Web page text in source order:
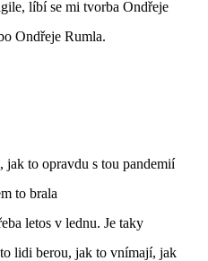
líbí se mi tvorba Ondřeje
Ondřeje Rumla.
jak to opravdu s tou pandemií
to brala
letos v lednu. Je taky
lidi berou, jak to vnímají, jak